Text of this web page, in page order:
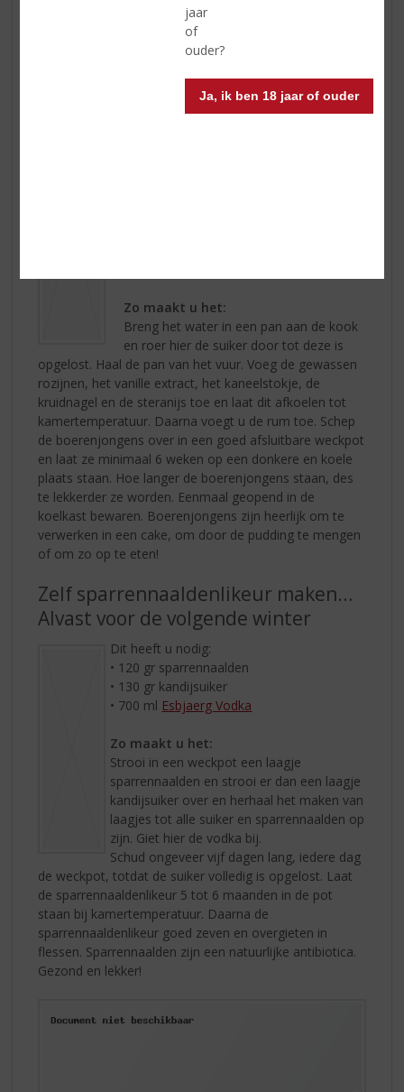
jaar
of
ouder?
Ja, ik ben 18 jaar of ouder
Dit heeft u nodig:
• 250 ml water
Zo maakt u het:
Breng het water in een pan aan de kook
en roer hier de suiker door tot deze is
opgelost. Haal de pan van het vuur. Voeg de gewassen
rozijnen, het vanille extract, het kaneelstokje, de
kruidnagel en de steranijs toe en laat dit afkoelen tot
kamertemperatuur. Daarna voegt u de rum toe. Schep
de boerenjongens over in een goed afsluitbare weckpot
en laat ze minimaal 6 weken op een donkere en koele
plaats staan. Hoe langer de boerenjongens staan, des
te lekkerder ze worden. Eenmaal geopend in de
koelkast bewaren. Boerenjongens zijn heerlijk om te
verwerken in een cake, om door de pudding te mengen
of om zo op te eten!
Zelf sparrennaaldenlikeur maken…
Alvast voor de volgende winter
Dit heeft u nodig:
• 120 gr sparrennaalden
• 130 gr kandijsuiker
• 700 ml Esbjaerg Vodka
Zo maakt u het:
Strooi in een weckpot een laagje
sparrennaalden en strooi er dan een laagje
kandijsuiker over en herhaal het maken van
laagjes tot alle suiker en sparrennaalden op
zijn. Giet hier de vodka bij.
Schud ongeveer vijf dagen lang, iedere dag
de weckpot, totdat de suiker volledig is opgelost. Laat
de sparrennaaldenlikeur 5 tot 6 maanden in de pot
staan bij kamertemperatuur. Daarna de
sparrennaaldenlikeur goed zeven en overgieten in
flessen. Sparrennaalden zijn een natuurlijke antibiotica.
Gezond en lekker!